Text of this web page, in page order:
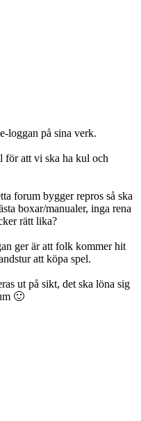
loggan på sina verk.
för att vi ska ha kul och
forum bygger repros så ska
boxar/manualer, inga rena
rätt lika?
ger är att folk kommer hit
att köpa spel.
ut på sikt, det ska löna sig
🙂